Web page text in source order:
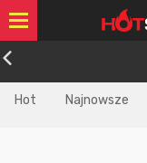
Hot Najnowsze